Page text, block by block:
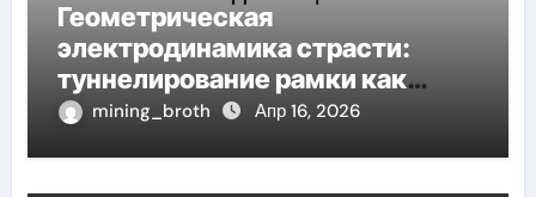
Геометрическая
электродинамика страсти:
туннелирование рамки как
проявление циклом Хэмпсона-
mining_broth Апр 16, 2026